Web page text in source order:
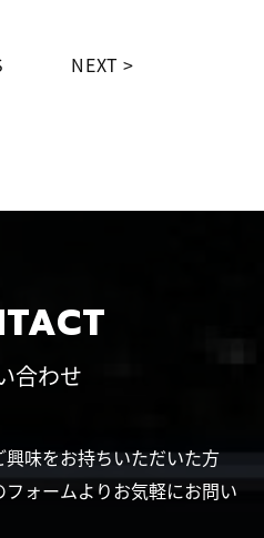
NEXT
合わせ
味をお持ちいただいた方
ォームよりお気軽にお問い